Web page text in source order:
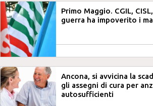
Primo Maggio. CGIL,
guerra ha impoverito i
Ancona, si avvicina la
gli assegni di cura per
autosufficienti